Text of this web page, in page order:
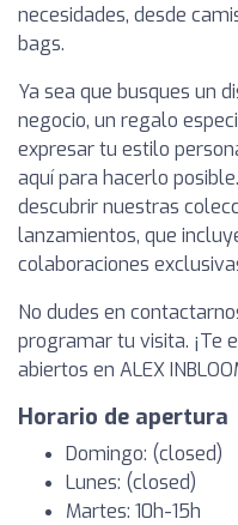
necesidades, desde
bags.
Ya sea que busques un
negocio, un regalo
expresar tu estilo
aquí para hacerlo
descubrir nuestras
lanzamientos, que
colaboraciones
No dudes en
programar tu visita. ¡Te
abiertos en ALEX
Horario de apertura
Domingo: (closed)
Lunes: (closed)
Martes: 10h-15h